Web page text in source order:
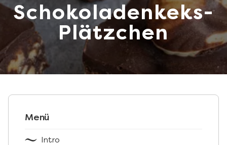
Schokoladenkeks-
Plätzchen
Menü
Intro